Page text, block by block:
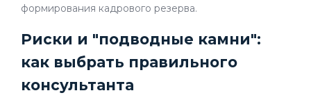
формирования кадрового резерва.
Риски и "подводные камни":
как выбрать правильного
консультанта